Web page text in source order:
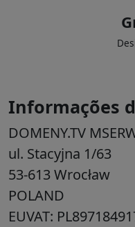
Informações
DOMENY.TV
ul. Stacyjna 1/63
53-613 Wrocław
POLAND
EUVAT: